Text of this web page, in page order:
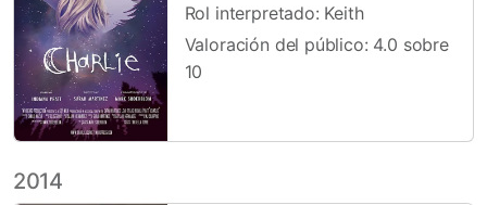
Rol interpretado: Keith
Valoración del público: 4.0 sobre
10
2014